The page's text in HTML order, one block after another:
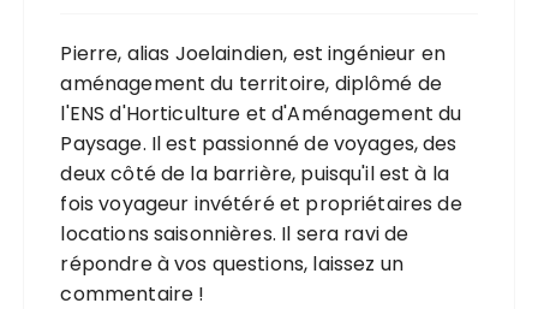
Pierre, alias Joelaindien, est ingénieur en
aménagement du territoire, diplômé de
l'ENS d'Horticulture et d'Aménagement du
Paysage. Il est passionné de voyages, des
deux côté de la barrière, puisqu'il est à la
fois voyageur invétéré et propriétaires de
locations saisonnières. Il sera ravi de
répondre à vos questions, laissez un
commentaire !